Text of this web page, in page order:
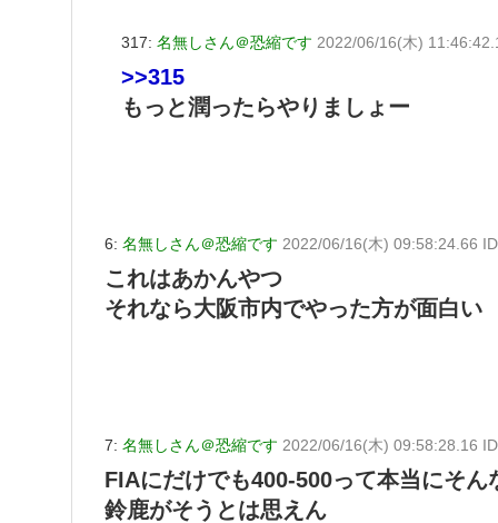
317: 名無しさん＠恐縮です 2022/06/16(木)
>>315
もっと潤ったらやりましょー
6: 名無しさん＠恐縮です 2022/06/16(木) 09:58:24.66
これはあかんやつ
それなら大阪市内でやった方が面白い
7: 名無しさん＠恐縮です 2022/06/16(木) 09:58:28.16
FIAにだけでも400-500って本当にそん
鈴鹿がそうとは思えん